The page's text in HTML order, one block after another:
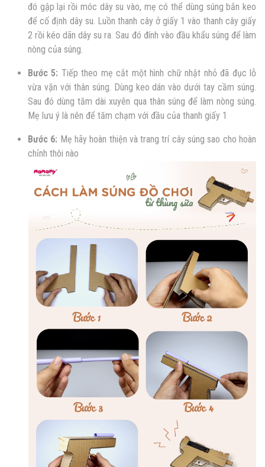
đó gập lại rồi móc dây su vào, mẹ có thể dùng súng bắn keo
để cố định dây su. Luồn thanh cây ở giấy 1 vào thanh cây giấy
2 rồi kéo dãn dây su ra. Sau đó đính vào đầu khẩu súng để làm
nòng của súng.
Bước 5: Tiếp theo mẹ cắt một hình chữ nhật nhỏ đã đục lỗ
vừa vặn với thân súng. Dùng keo dán vào dưới tay cầm súng.
Sau đó dùng tăm dài xuyên qua thân súng để làm nòng súng.
Mẹ lưu ý là nên để tăm chạm với đầu của thanh giấy 1
Bước 6: Mẹ hãy hoàn thiện và trang trí cây súng sao cho hoàn
chỉnh thôi nào